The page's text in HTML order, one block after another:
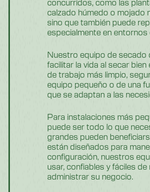
calzado húmedo o mojado
sino que también puede
especialmente en
Nuestro equipo de
facilitar la vida al secar
de trabajo más limpio,
equipo pequeño o de una
que se adaptan a las
Para instalaciones más
puede ser todo lo que
grandes pueden
están diseñados para
configuración, nuestros
usar, confiables y fáciles
administrar su negocio.